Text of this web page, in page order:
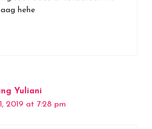
hehe
Yuliani
2019 at 7:28 pm